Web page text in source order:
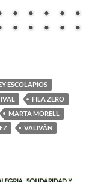
ESCOLAPIOS
FILA ZERO
MARTA MORELL
VALIVÁN